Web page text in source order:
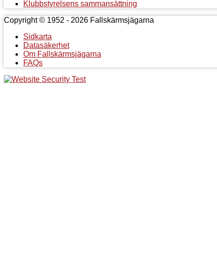
Klubbstyrelsens sammansättning
Copyright © 1952 - 2026 Fallskärmsjägarna
Sidkarta
Datasäkerhet
Om Fallskärmsjägarna
FAQs